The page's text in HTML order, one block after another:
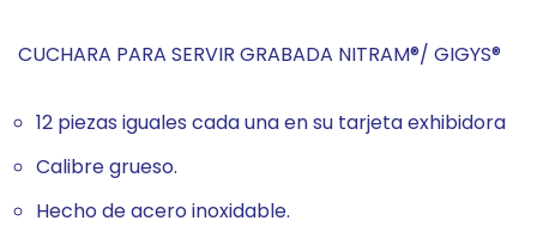
CUCHARA PARA SERVIR GRABADA NITRAM®/ GIGYS®
12 piezas iguales cada una en su tarjeta exhibidora
Calibre grueso.
Hecho de acero inoxidable.